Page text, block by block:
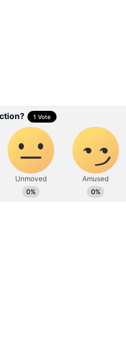
హిట్లు